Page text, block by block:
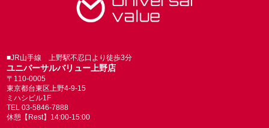
■JR山手線 上野駅不忍口より徒歩3分
ユニバーサルバリュー上野店
〒110-0005
東京都台東区上野4-9-15
ミハシビル1F
TEL 03-5846-7888
休憩【Rest】14:00-15:00